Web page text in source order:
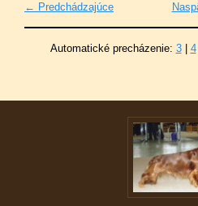
← Predchádzajúce
Automatické precházenie: 3| 4|